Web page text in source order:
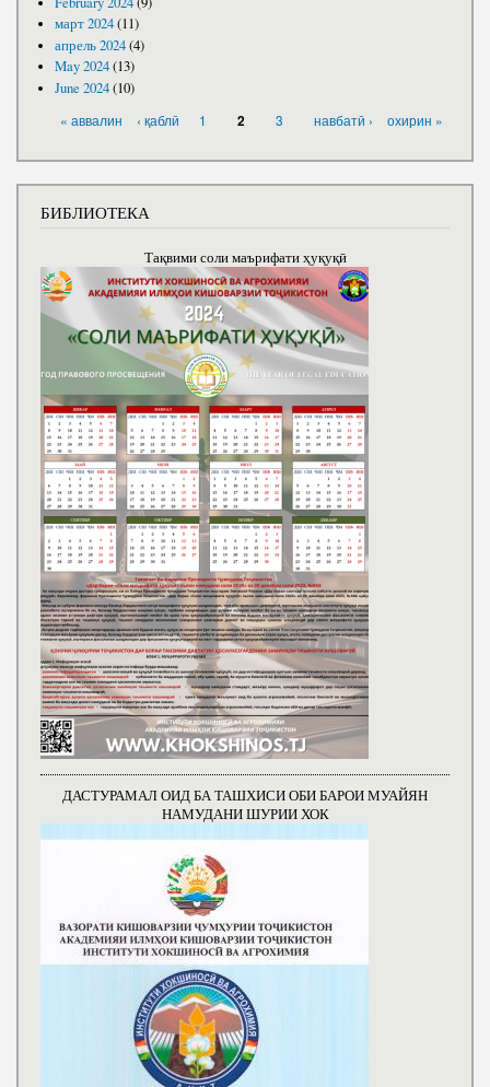
март 2024(11)
апрель 2024(4)
May 2024(13)
June 2024(10)
« аввалин ‹ қаблӣ 1 2 3 навбатӣ › охирин »
БИБЛИОТЕКА
Тақвими соли маърифати ҳуқуқӣ
ДАСТУРАМАЛ ОИД БА ТАШХИСИ ОБИ БАРОИ МУАЙЯН
НАМУДАНИ ШУРИИ ХОК